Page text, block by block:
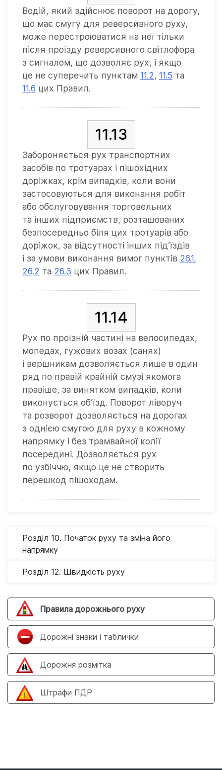
Водій, який здійснює поворот на дорогу,
що має смугу для реверсивного руху,
може перестроюватися на неї тільки
після проїзду реверсивного світлофора
з сигналом, що дозволяє рух, і якщо
це не суперечить пунктам 11.2, 11.5 та
11.6 цих Правил.
11.13
Забороняється рух транспортних
засобів по тротуарах і пішохідних
доріжках, крім випадків, коли вони
застосовуються для виконання робіт
або обслуговування торговельних
та інших підприємств, розташованих
безпосередньо біля цих тротуарів або
доріжок, за відсутності інших під’їздів
і за умови виконання вимог пунктів 26.1,
26.2 та 26.3 цих Правил.
11.14
Рух по проїзній частині на велосипедах,
мопедах, гужових возах (санях)
і вершникам дозволяється лише в один
ряд по правій крайній смузі якомога
правіше, за винятком випадків, коли
виконується об’їзд. Поворот ліворуч
та розворот дозволяється на дорогах
з однією смугою для руху в кожному
напрямку і без трамвайної колії
посередині. Дозволяється рух
по узбіччю, якщо це не створить
перешкод пішоходам.
Розділ 10. Початок руху та зміна його
напрямку
Розділ 12. Швидкість руху
Правила дорожнього руху
Дорожні знаки і таблички
Дорожня розмітка
Штрафи ПДР